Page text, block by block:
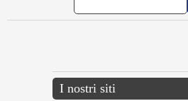
I nostri siti